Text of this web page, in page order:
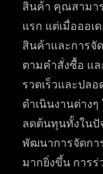
สินค้า คุณสามา
แรก แต่เมื่อออเ
สินค้าและการจั
ตามคำสั่งซื้อ แล
รวดเร็วและปล
ดำเนินงานต่าง
ลดต้นทุนทั้งใน
พัฒนาการจัดกา
มากยิ่งขึ้น การ